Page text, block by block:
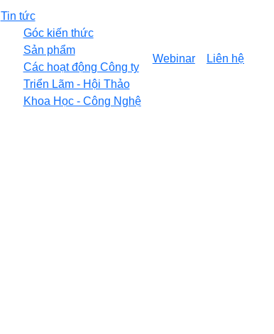
Tin tức
Góc kiến thức
Sản phẩm
Các hoạt động Công ty
Triển Lãm - Hội Thảo
Khoa Học - Công Nghệ
Webinar Liên hệ